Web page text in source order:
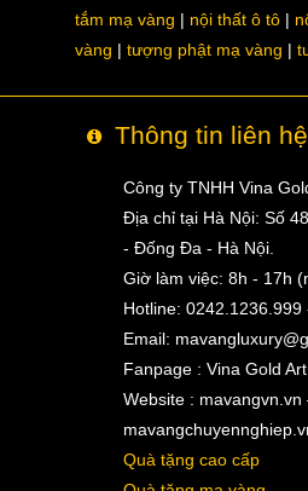
tắm mạ vàng
nội thất ô tô
vàng
tượng phật mạ vàng
Thông tin liên hệ
Công ty TNHH Vina
Địa chỉ tại Hà Nội: Số
- Đống Đa - Hà Nội.
Giờ làm việc: 8h - 17h
Hotline:
Email:
Fanpage : Vina Gold Art
Website : mavangvn.vn
Quà tặng cao cấp